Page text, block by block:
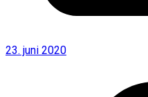
23. juni 2020